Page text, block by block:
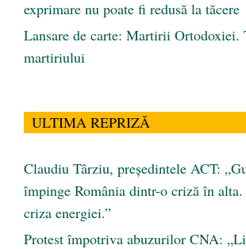
exprimare nu poate fi redusă la tăcere
Lansare de carte: Martirii Ortodoxiei.
martiriului
ULTIMA REPRIZĂ
Claudiu Târziu, președintele ACT:
împinge România dintr-o criză în
criza energiei.”
Protest împotriva abuzurilor CNA: